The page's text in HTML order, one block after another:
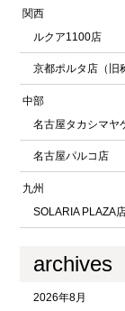
関西
ルクア1100店
京都ポルタ店（旧
中部
名古屋タカシマヤ
名古屋パルコ店
九州
SOLARIA PLAZA
archives
2026年8月